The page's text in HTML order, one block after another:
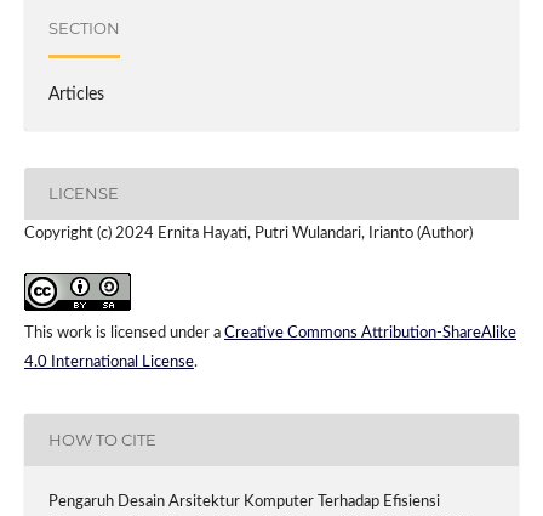
SECTION
Articles
LICENSE
Copyright (c) 2024 Ernita Hayati, Putri Wulandari, Irianto (Author)
This work is licensed under a Creative Commons Attribution-ShareAlike
4.0 International License.
HOW TO CITE
Pengaruh Desain Arsitektur Komputer Terhadap Efisiensi